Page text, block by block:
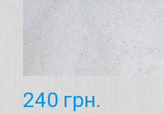
240 грн.